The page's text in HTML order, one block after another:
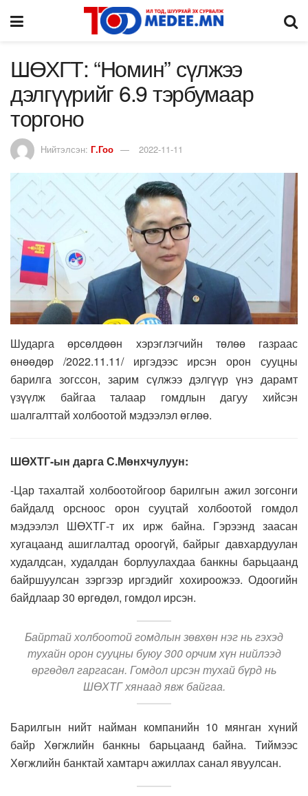
ШӨХГТ: “Номин” сүлжээ
дэлгүүрийг 6.9 тэрбумаар
торгоно
Нийтэлсэн: Г.Гоо 2022-11-11
Шударга өрсөлдөөн хэрэглэгчийн төлөө газраас
өнөөдөр /2022.11.11/ иргэдээс ирсэн орон сууцны
барилга зогссон, зарим сүлжээ дэлгүүр үнэ дарамт
үзүүлж байгаа талаар гомдлын дагуу хийсэн
шалгалттай холбоотой мэдээлэл өглөө.
ШӨХТГ-ын дарга С.Мөнхчулуун:
-Цар тахалтай холбоотойгоор барилгын ажил зогсонги
байдалд орсноос орон сууцтай холбоотой гомдол
мэдээлэл ШӨХТГ-т их ирж байна. Гэрээнд заасан
хугацаанд ашиглалтад ороогүй, байрыг давхардуулан
худалдсан, худалдан борлуулахдаа банкны барьцаанд
байршуулсан зэргээр иргэдийг хохироожээ. Одоогийн
байдлаар 30 өргөдөл, гомдол ирсэн.
Байртай холбоотой гомдлын зөвхөн нэг нь гэхэд
тухайн орон сууцны буюу 300 орчим хүн нийлээд
өргөдөл гаргасан. Гомдол ирсэн тухай бүрд нь
ШӨХТГ хянаад явж байгаа.
Барилгын нийт найман компанийн 10 мянган хүний
байр Хөгжлийн банкны барьцаанд байна. Тиймээс
Хөгжлийн банктай хамтарч ажиллах санал явуулсан.